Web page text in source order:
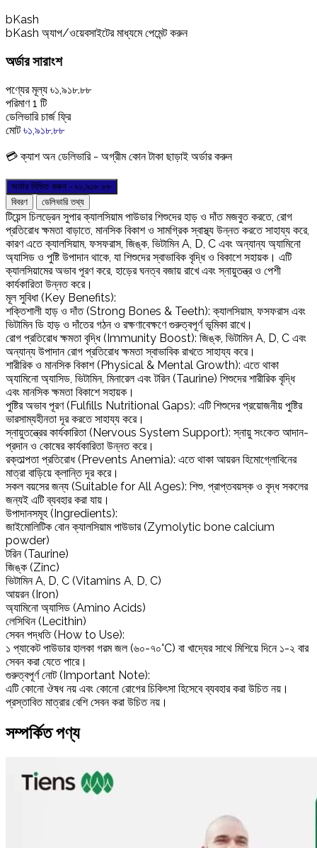
bKash
bKash অ্যাপ/ওয়েবসাইটের মাধ্যমে পেমেন্ট করুন
অর্ডার সারাংশ
পণ্যের মূল্য ৳১,৯১৮.৮৮
পরিমাণ 1 টি
ডেলিভারি চার্জ ফ্রি
মোট ৳১,৯১৮.৮৮
💳 ক্যাশ অন ডেলিভারি - অগ্রীম কোন টাকা ছাড়াই অর্ডার করুন
অর্ডার নিশ্চিত করুন - ৳১,৯১৮.৮৮
বিবরণ
ডেলিভারি তথ্য
টিয়েন্স চিলড্রেন সুপার ক্যালসিয়াম পাউডার শিশুদের হাড় ও দাঁত মজবুত করতে, রোগ
প্রতিরোধ ক্ষমতা বাড়াতে, মানসিক বিকাশ ও সামগ্রিক স্বাস্থ্য উন্নত করতে সাহায্য করে,
কারণ এতে ক্যালসিয়াম, ফসফরাস, জিঙ্ক, ভিটামিন A, D, C এবং অন্যান্য অ্যামিনো
অ্যাসিড ও পুষ্টি উপাদান থাকে, যা শিশুদের স্বাভাবিক বৃদ্ধি ও বিকাশে সহায়ক। এটি
ক্যালসিয়ামের অভাব পূরণ করে, হাড়ের ঘনত্ব বজায় রাখে এবং স্নায়ুতন্ত্র ও পেশী
কার্যকারিতা উন্নত করে।
মূল সুবিধা (Key Benefits):
শক্তিশালী হাড় ও দাঁত (Strong Bones & Teeth): ক্যালসিয়াম, ফসফরাস এবং
ভিটামিন ডি হাড় ও দাঁতের গঠন ও রক্ষণাবেক্ষণে গুরুত্বপূর্ণ ভূমিকা রাখে।
রোগ প্রতিরোধ ক্ষমতা বৃদ্ধি (Immunity Boost): জিঙ্ক, ভিটামিন A, D, C এবং
অন্যান্য উপাদান রোগ প্রতিরোধ ক্ষমতা স্বাভাবিক রাখতে সাহায্য করে।
শারীরিক ও মানসিক বিকাশ (Physical & Mental Growth): এতে থাকা
অ্যামিনো অ্যাসিড, ভিটামিন, মিনারেল এবং টরিন (Taurine) শিশুদের শারীরিক বৃদ্ধি
এবং মানসিক ক্ষমতা বিকাশে সহায়ক।
পুষ্টির অভাব পূরণ (Fulfills Nutritional Gaps): এটি শিশুদের প্রয়োজনীয় পুষ্টির
ভারসাম্যহীনতা দূর করতে সাহায্য করে।
স্নায়ুতন্ত্রের কার্যকারিতা (Nervous System Support): স্নায়ু সংকেত আদান-
প্রদান ও কোষের কার্যকারিতা উন্নত করে।
রক্তাল্পতা প্রতিরোধ (Prevents Anemia): এতে থাকা আয়রন হিমোগ্লোবিনের
মাত্রা বাড়িয়ে ক্লান্তি দূর করে।
সকল বয়সের জন্য (Suitable for All Ages): শিশু, প্রাপ্তবয়স্ক ও বৃদ্ধ সকলের
জন্যই এটি ব্যবহার করা যায়।
উপাদানসমূহ (Ingredients):
জাইমোলিটিক বোন ক্যালসিয়াম পাউডার (Zymolytic bone calcium
powder)
টরিন (Taurine)
জিঙ্ক (Zinc)
ভিটামিন A, D, C (Vitamins A, D, C)
আয়রন (Iron)
অ্যামিনো অ্যাসিড (Amino Acids)
লেসিথিন (Lecithin)
সেবন পদ্ধতি (How to Use):
১ প্যাকেট পাউডার হালকা গরম জল (৬০-৭০°C) বা খাদ্যের সাথে মিশিয়ে দিনে ১-২ বার
সেবন করা যেতে পারে।
গুরুত্বপূর্ণ নোট (Important Note):
এটি কোনো ঔষধ নয় এবং কোনো রোগের চিকিৎসা হিসেবে ব্যবহার করা উচিত নয়।
প্রস্তাবিত মাত্রার বেশি সেবন করা উচিত নয়।
সম্পর্কিত পণ্য